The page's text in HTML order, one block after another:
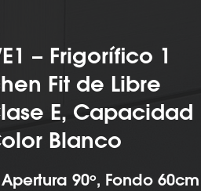
– Frigorífico 1
Fit de Libre
E, Capacidad
Blanco
90º, Fondo 60cm